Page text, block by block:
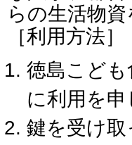
らの生活物
［利用方法］
徳島こど
に利用を申
鍵を受け